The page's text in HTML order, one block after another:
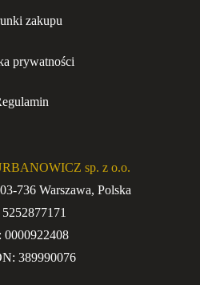
zakupu
prywatności
sp. z o.o.
736 Warszawa, Polska
0000922408
389990076